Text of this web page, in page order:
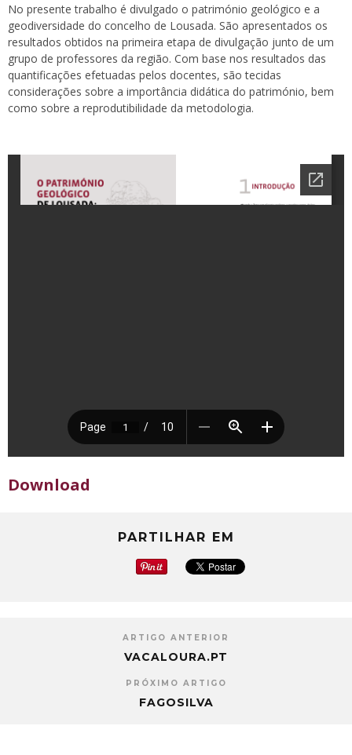
No presente trabalho é divulgado o património geológico e a
geodiversidade do concelho de Lousada. São apresentados os
resultados obtidos na primeira etapa de divulgação junto de um
grupo de professores da região. Com base nos resultados das
quantificações efetuadas pelos docentes, são tecidas
considerações sobre a importância didática do património, bem
como sobre a reprodutibilidade da metodologia.
Download
PARTILHAR EM
ARTIGO ANTERIOR
VACALOURA.PT
PRÓXIMO ARTIGO
FAGOSILVA